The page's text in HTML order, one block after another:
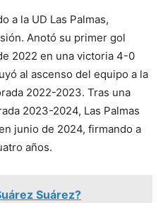
a la UD Las Palmas,
Anotó su primer gol
2022 en una victoria 4-0
al ascenso del equipo a la
2022-2023. Tras una
2023-2024, Las Palmas
junio de 2024, firmando a
años.
Suárez?